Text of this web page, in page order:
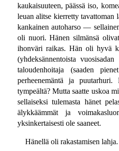
kaukaisuuteen, päässä iso,
leuan alitse kierretty tavattoman
kankainen autoharso —
oli nuori. Hänen silmänsä
ihonväri raikas. Hän oli hyvä
(yhdeksännentoista
taloudenhoitaja (saaden
perheenemäntä ja puutarhuri.
tympeältä? Mutta saatte uskoa
sellaiseksi tulemasta hänet
älykkäämmät ja
yksinkertaisesti ole saaneet.
Hänellä oli rakastamisen lahja.